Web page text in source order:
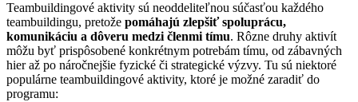
Teambuildingové aktivity sú neoddeliteľnou súčasťou každého
teambuildingu, pretože pomáhajú zlepšiť spoluprácu,
komunikáciu a dôveru medzi členmi tímu. Rôzne druhy aktivít
môžu byť prispôsobené konkrétnym potrebám tímu, od zábavných
hier až po náročnejšie fyzické či strategické výzvy. Tu sú niektoré
populárne teambuildingové aktivity, ktoré je možné zaradiť do
programu: